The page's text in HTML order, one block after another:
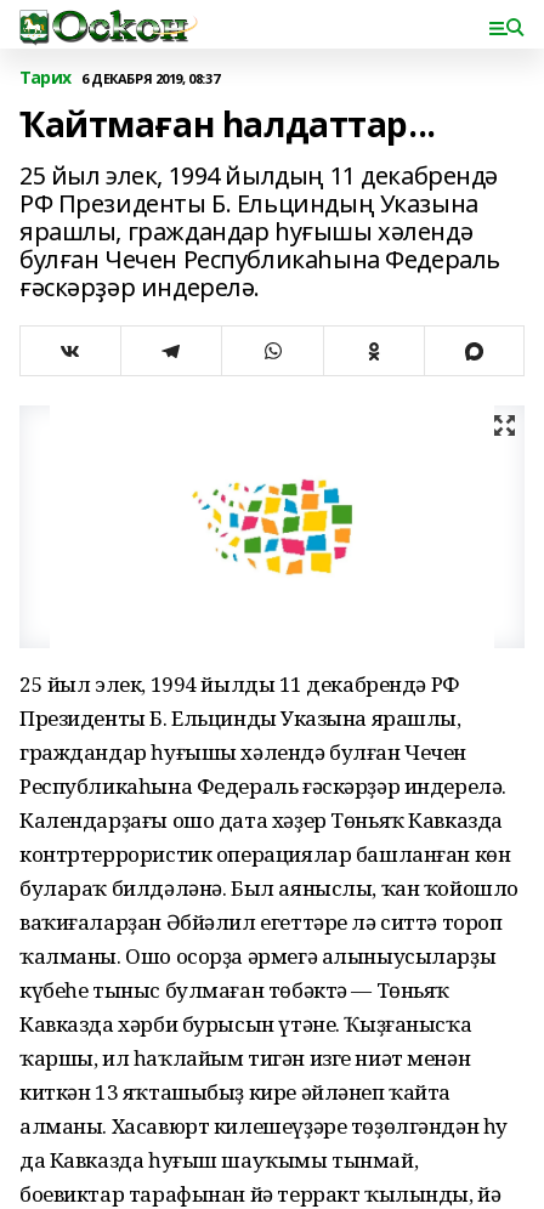
Тарих 6 ДЕКАБРЯ 2019, 08:37
Ҡайтмаған һалдаттар...
25 йыл элек, 1994 йылдың 11 декабрендә
РФ Президенты Б. Ельциндың Указына
ярашлы, граждандар һуғышы хәлендә
булған Чечен Республикаһына Федераль
ғәскәрҙәр индерелә.
25 йыл элек, 1994 йылдың 11 декабрендә РФ
Президенты Б. Ельциндың Указына ярашлы,
граждандар һуғышы хәлендә булған Чечен
Республикаһына Федераль ғәскәрҙәр индерелә.
Календарҙағы ошо дата хәҙер Төньяҡ Кавказда
контртеррористик операциялар башланған көн
булараҡ билдәләнә. Был аяныслы, ҡан ҡойошло
ваҡиғаларҙан Әбйәлил егеттәре лә ситтә тороп
ҡалманы. Ошо осорҙа әрмегә алыныусыларҙың
күбеһе тыныс булмаған төбәктә — Төньяҡ
Кавказда хәрби бурысын үтәне. Ҡыҙғанысҡа
ҡаршы, ил һаҡлайым тигән изге ниәт менән
киткән 13 яҡташыбыҙ кире әйләнеп ҡайта
алманы. Хасавюрт килешеүҙәре төҙөлгәндән һуң
да Кавказда һуғыш шауҡымы тынмай,
боевиктар тарафынан йә терракт ҡылынды, йә